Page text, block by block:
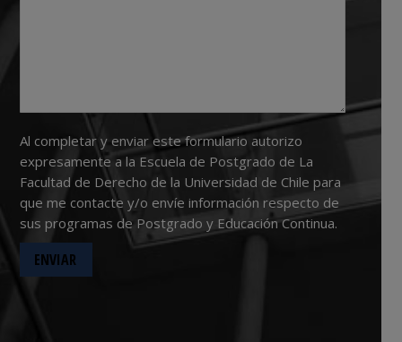
Al completar y enviar este formulario autorizo
expresamente a la Escuela de Postgrado de La
Facultad de Derecho de la Universidad de Chile para
que me contacte y/o envíe información respecto de
sus programas de Postgrado y Educación Continua.